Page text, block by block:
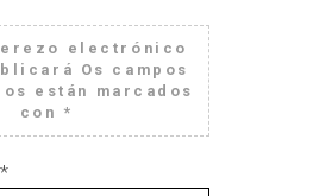
electrónico
Os campos
están marcados
con *
*